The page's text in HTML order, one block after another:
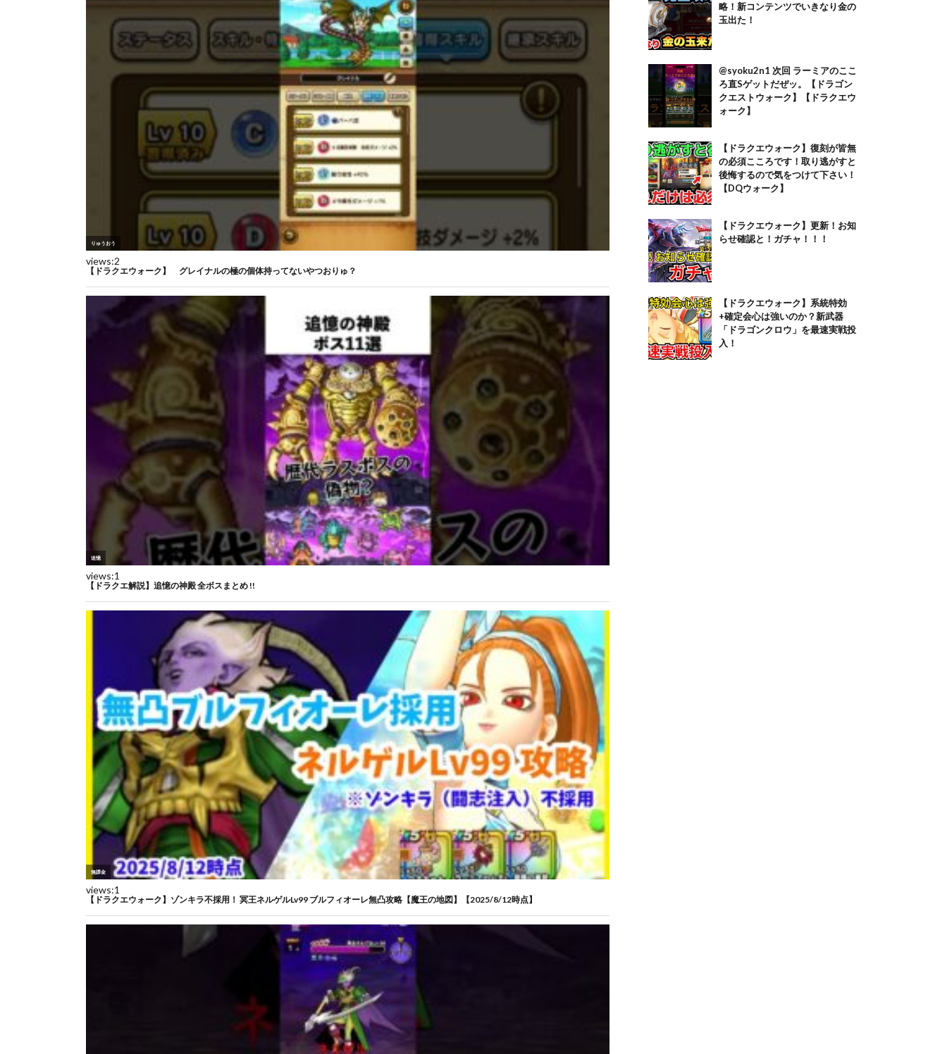
略！新コンテンツでいきなり金の
玉出た！
@syoku2n1 次回 ラーミアのここ
ろ直Sゲットだぜッ。【ドラゴン
クエストウォーク】【ドラクエウ
ォーク】
【ドラクエウォーク】復刻が皆無
の必須こころです！取り逃がすと
後悔するので気をつけて下さい！
【DQウォーク】
【ドラクエウォーク】更新！お知
らせ確認と！ガチャ！！！
【ドラクエウォーク】系統特効
+確定会心は強いのか？新武器
「ドラゴンクロウ」を最速実戦投
入！